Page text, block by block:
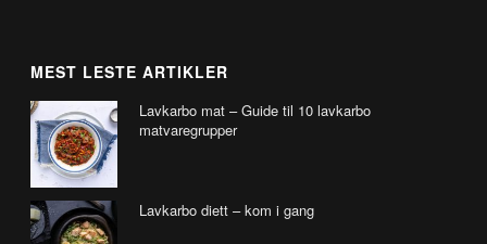
MEST LESTE ARTIKLER
Lavkarbo mat – Guide til 10 lavkarbo
matvaregrupper
Lavkarbo diett – kom i gang